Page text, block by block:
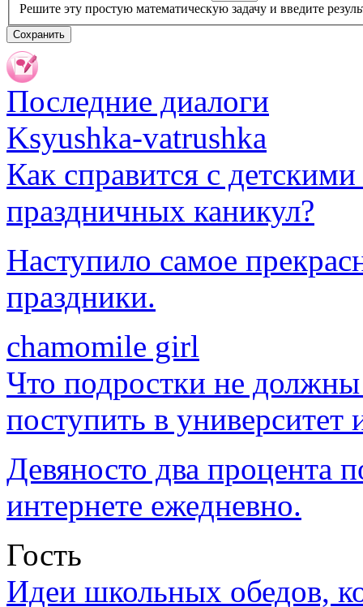
Решите эту простую математическую задачу и введите
Последние диалоги
Ksyushka-vatrushka
Как справится с
праздничных каникул?
Наступило самое
праздники.
chamomile girl
Что подростки не должны
поступить в университет
Девяносто два процента
интернете ежедневно.
Гость
Идеи школьных обедов,